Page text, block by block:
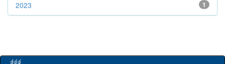
1
2023